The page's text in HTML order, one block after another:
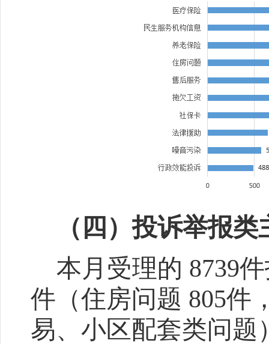
（四）投诉举报
本月受理的 8739
件（住房问题 805件
易、小区配套类问题